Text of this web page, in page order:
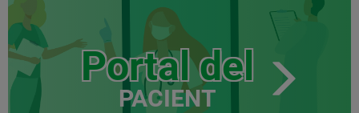
Portal del
PACIENT